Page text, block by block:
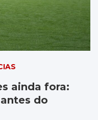
ainda fora:
do